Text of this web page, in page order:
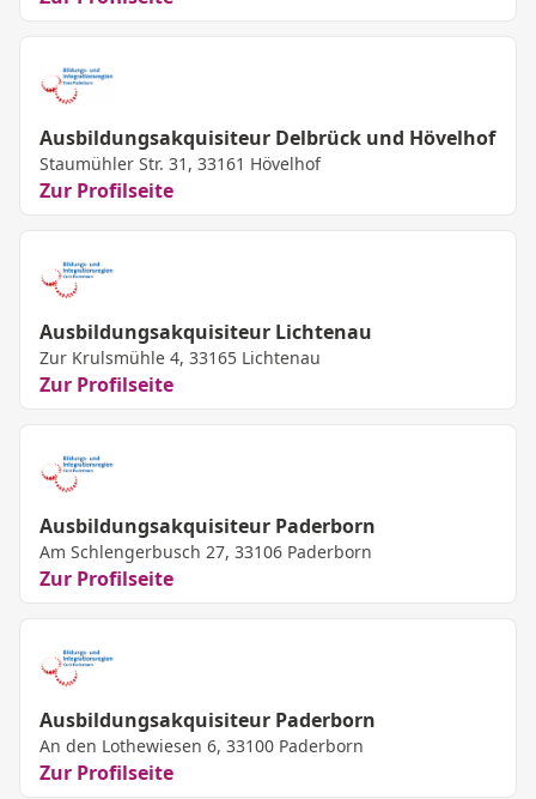
Ausbildungsakquisiteur Delbrück und Hövelhof
Staumühler Str. 31, 33161 Hövelhof
Zur Profilseite
Ausbildungsakquisiteur Lichtenau
Zur Krulsmühle 4, 33165 Lichtenau
Zur Profilseite
Ausbildungsakquisiteur Paderborn
Am Schlengerbusch 27, 33106 Paderborn
Zur Profilseite
Ausbildungsakquisiteur Paderborn
An den Lothewiesen 6, 33100 Paderborn
Zur Profilseite